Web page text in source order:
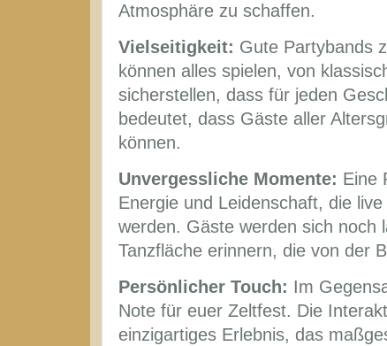
Atmosphäre zu schaffen.
Vielseitigkeit: Gute Partybands
können alles spielen, von
sicherstellen, dass für jeden
bedeutet, dass Gäste aller
können.
Unvergessliche Momente: Eine
Energie und Leidenschaft, die
werden. Gäste werden sich noch
Tanzfläche erinnern, die von der
Persönlicher Touch: Im
Note für euer Zeltfest. Die
einzigartiges Erlebnis, das